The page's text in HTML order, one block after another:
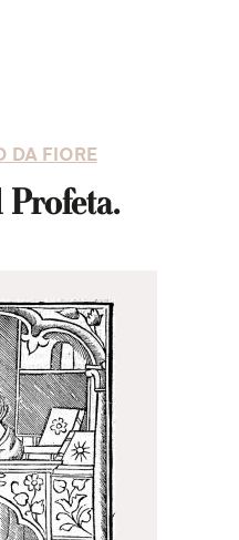
DA FIORE
Profeta.